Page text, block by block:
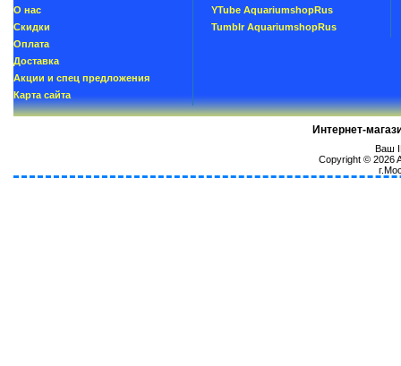
О нас
Скидки
Oплатa
Доставка
Акции и спец предложения
Карта сайта
YTube AquariumshopRus
Tumblr AquariumshopRus
Интернет-
Ваш
Copyright © 2026